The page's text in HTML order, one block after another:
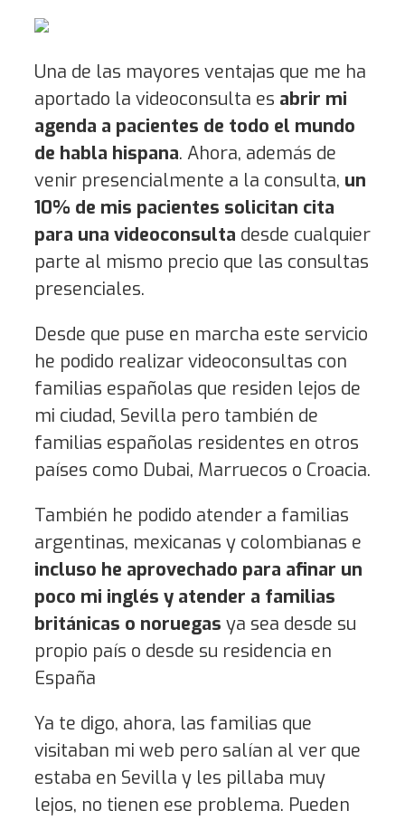
Una de las mayores ventajas que me ha
aportado la videoconsulta es abrir mi
agenda a pacientes de todo el mundo
de habla hispana. Ahora, además de
venir presencialmente a la consulta, un
10% de mis pacientes solicitan cita
para una videoconsulta desde cualquier
parte al mismo precio que las consultas
presenciales.
Desde que puse en marcha este servicio
he podido realizar videoconsultas con
familias españolas que residen lejos de
mi ciudad, Sevilla pero también de
familias españolas residentes en otros
países como Dubai, Marruecos o Croacia.
También he podido atender a familias
argentinas, mexicanas y colombianas e
incluso he aprovechado para afinar un
poco mi inglés y atender a familias
británicas o noruegas ya sea desde su
propio país o desde su residencia en
España
Ya te digo, ahora, las familias que
visitaban mi web pero salían al ver que
estaba en Sevilla y les pillaba muy
lejos, no tienen ese problema. Pueden